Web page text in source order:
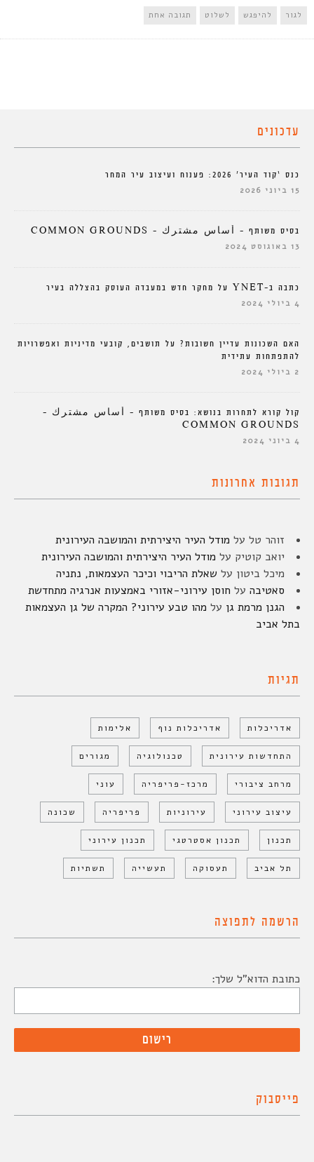
לגור להיפגש לשלוט תגובה אחת
עדכונים
כנס ‘קוד העיר’ 2026: פענוח ועיצוב עיר המחר
15 ביוני 2026
בסיס משותף – أساس مشترك – COMMON GROUNDS
13 באוגוסט 2024
כתבה ב-YNET על מחקר חדש במעבדה העוסק בהצללה בעיר
4 ביולי 2024
האם השכונות עדיין חשובות? על תושבים, קובעי מדיניות ואפשרויות
להתפתחות עתידית
2 ביולי 2024
קול קורא לתחרות בנושא: בסיס משותף – أساس مشترك –
COMMON GROUNDS
4 ביוני 2024
תגובות אחרונות
זוהר טל על מודל העיר היצירתית והמושבה העירונית
יואב קוטיק על מודל העיר היצירתית והמושבה העירונית
מיכל ביטון על שאלת הריבוי וכיכר העצמאות, נתניה
סאטיבה על חוסן עירוני-אזורי באמצעות אנרגיה מתחדשת
הגנן מרמת גן על מהו טבע עירוני? המקרה של גן העצמאות
בתל אביב
תגיות
אדריכלות אדריכלות נוף אלימות
התחדשות עירונית טכנולוגיה מגורים
מרחב ציבורי מרכז-פריפריה עוני
עיצוב עירוני עירוניות פריפריה שכונה
תכנון תכנון אסטרטגי תכנון עירוני
תל אביב תעסוקה תעשייה תשתיות
הרשמה לתפוצה
כתובת הדוא"ל שלך:
פייסבוק